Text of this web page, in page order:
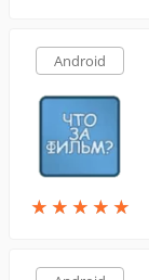
Android
★ ★ ★ ★ ★
★ ★ ★ ★ ★